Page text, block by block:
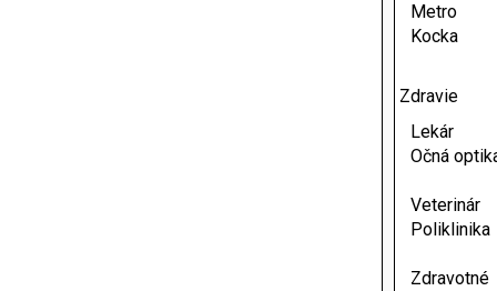
Metro
Kocka
Zdravie
Lekár
Očná
Veterinár
Poliklinika
Zdravotné